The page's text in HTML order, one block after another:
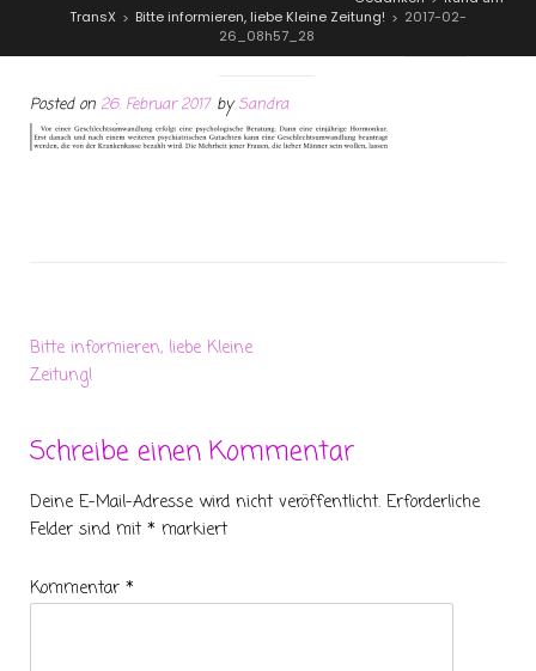
TransX > Bitte informieren, liebe Kleine Zeitung! > 2017-02-
26_08h57_28
Posted on 26. Februar 2017 bySandra
Bitte informieren, liebe Kleine
Zeitung!
Schreibe einen Kommentar
Deine E-Mail-Adresse wird nicht veröffentlicht. Erforderliche
Felder sind mit * markiert
Kommentar *